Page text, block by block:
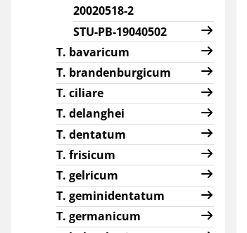
20020518-2
STU-PB-19040502
T. bavaricum
T. brandenburgicum
T. ciliare
T. delanghei
T. dentatum
T. frisicum
T. gelricum
T. geminidentatum
T. germanicum